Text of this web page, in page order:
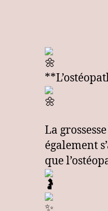
La
également
que